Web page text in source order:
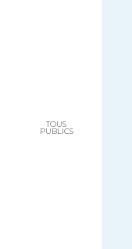
TOUS
PUBLICS